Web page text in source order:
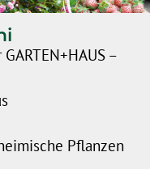
–
Pflanzen